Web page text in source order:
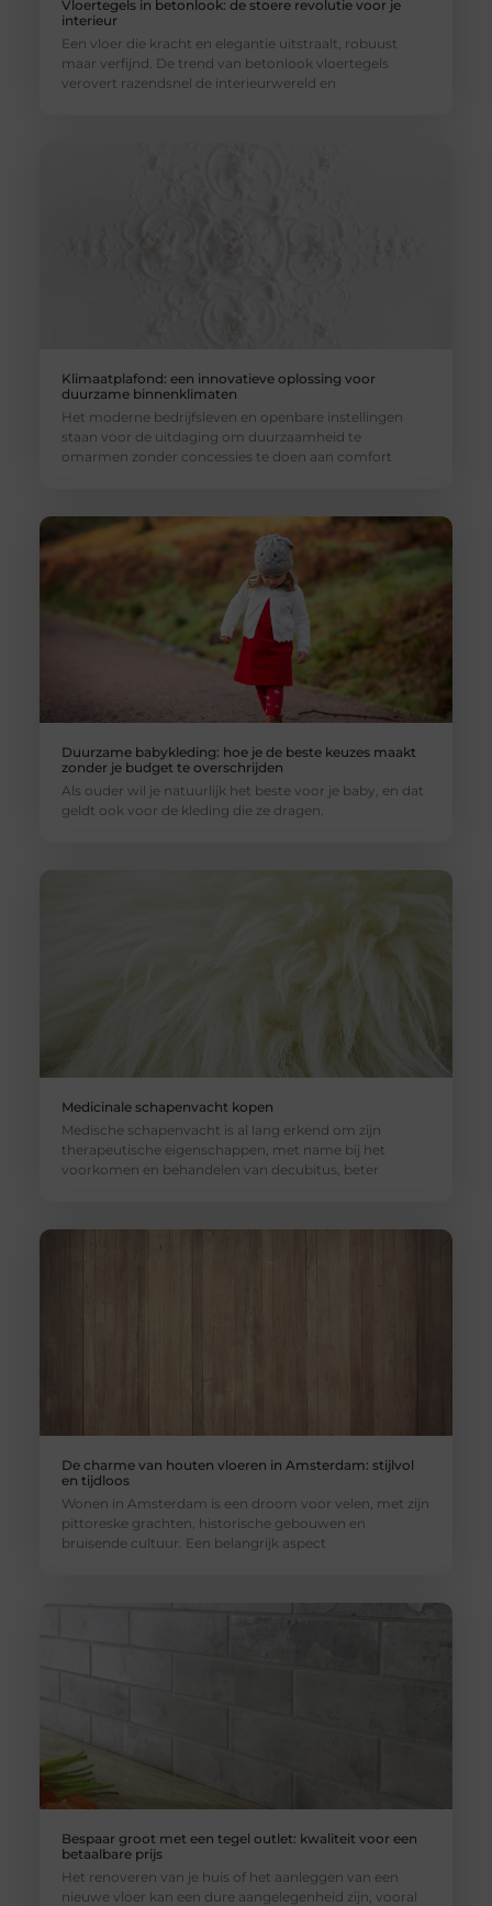
Vloertegels in betonlook: de stoere revolutie voor je
interieur
Een vloer die kracht en elegantie uitstraalt, robuust
maar verfijnd. De trend van betonlook vloertegels
verovert razendsnel de interieurwereld en
Klimaatplafond: een innovatieve oplossing voor
duurzame binnenklimaten
Het moderne bedrijfsleven en openbare instellingen
staan voor de uitdaging om duurzaamheid te
omarmen zonder concessies te doen aan comfort
Duurzame babykleding: hoe je de beste keuzes maakt
zonder je budget te overschrijden
Als ouder wil je natuurlijk het beste voor je baby, en dat
geldt ook voor de kleding die ze dragen.
Medicinale schapenvacht kopen
Medische schapenvacht is al lang erkend om zijn
therapeutische eigenschappen, met name bij het
voorkomen en behandelen van decubitus, beter
De charme van houten vloeren in Amsterdam: stijlvol
en tijdloos
Wonen in Amsterdam is een droom voor velen, met zijn
pittoreske grachten, historische gebouwen en
bruisende cultuur. Een belangrijk aspect
Bespaar groot met een tegel outlet: kwaliteit voor een
betaalbare prijs
Het renoveren van je huis of het aanleggen van een
nieuwe vloer kan een dure aangelegenheid zijn, vooral